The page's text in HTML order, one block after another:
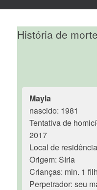
História de
Mayla
nascido: 1981
Tentativa de
2017
Local de
Origem: Síria
Crianças: min. 1
Perpetrador: seu